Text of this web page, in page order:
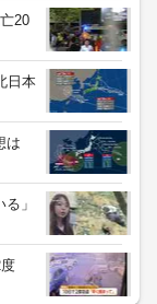
20
日本
は
」